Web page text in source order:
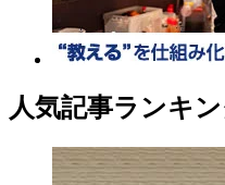
人気記事ランキ